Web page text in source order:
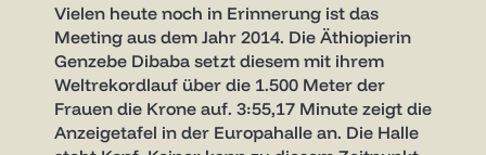
Vielen heute noch in Erinnerung ist das
Meeting aus dem Jahr 2014. Die Äthiopierin
Genzebe Dibaba setzt diesem mit ihrem
Weltrekordlauf über die 1.500 Meter der
Frauen die Krone auf. 3:55,17 Minute zeigt die
Anzeigetafel in der Europahalle an. Die Halle